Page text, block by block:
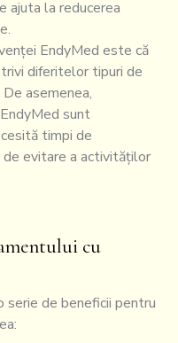
ajuta la reducerea
EndyMed este că
diferitelor tipuri de
asemenea,
sunt
timpi de
de evitare a activităților
cu
serie de beneficii pentru